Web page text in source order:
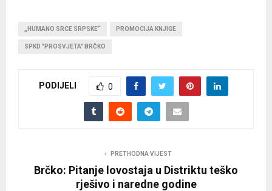
„HUMANO SRCE SRPSKE“ PROMOCIJA KNJIGE
SPKD "PROSVJETA" BRČKO
PODIJELI 0
PRETHODNA VIJEST
Brčko: Pitanje lovostaja u Distriktu teško
rješivo i naredne godine